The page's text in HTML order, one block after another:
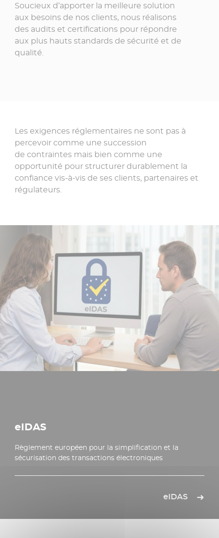
​Soucieux d’apporter la meilleure solution
aux besoins de nos clients, nous réalisons
des audits et certifications pour répondre
aux plus hauts standards de sécurité et de
qualité. ​
Les exigences réglementaires ne sont pas à
percevoir comme une succession
de contraintes mais bien comme une
opportunité pour structurer durablement la
confiance vis-à-vis de ses clients, partenaires et
régulateurs.
eIDAS
Règlement européen pour la simplification et la
sécurisation des transactions électroniques
eIDAS